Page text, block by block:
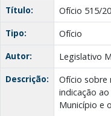
Título:
Ofício 515/
Tipo:
Ofício
Autor:
Legislativo
Descrição:
Ofício sobre
indicação
Município e